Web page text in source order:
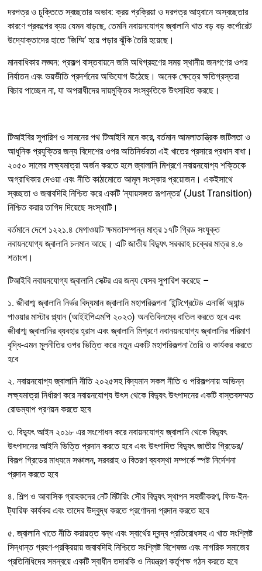
দরপত্র ও চুক্তিতে স্বচ্ছতার অভাব: ক্রয় প্রক্রিয়া ও দরপত্র আহ্বানে অস্বচ্ছতার
কারণে প্রকল্পের ব্যয় যেমন বাড়ছে, তেমনি নবায়নযোগ্য জ্বালানি খাত বড় বড় কর্পোরেট
উদ্যোক্তাদের হাতে ‘জিম্মি’ হয়ে পড়ার ঝুঁকি তৈরি হয়েছে।
মানবাধিকার লঙ্ঘন: প্রকল্প বাস্তবায়নে জমি অধিগ্রহণের সময় স্থানীয় জনগণের ওপর
নির্যাতন এবং ভয়ভীতি প্রদর্শনের অভিযোগ উঠেছে। অনেক ক্ষেত্রে ক্ষতিগ্রস্তরা
বিচার পাচ্ছেন না, যা অপরাধীদের দায়মুক্তির সংস্কৃতিকে উৎসাহিত করছে।
টিআইবির সুপারিশ ও সামনের পথ টিআইবি মনে করে, বর্তমান আমলাতান্ত্রিক জটিলতা ও
আধুনিক প্রযুক্তির জন্য বিদেশের ওপর অতিনির্ভরতা এই খাতের প্রসারে প্রধান বাধা।
২০৫০ সালের লক্ষ্যমাত্রা অর্জন করতে হলে জ্বালানি মিশ্রণে নবায়নযোগ্য শক্তিকে
অগ্রাধিকার দেওয়া এবং নীতি কাঠামোতে আমূল সংস্কার প্রয়োজন। একইসাথে
স্বচ্ছতা ও জবাবদিহি নিশ্চিত করে একটি ‘ন্যায়সঙ্গত রূপান্তর’ (Just Transition)
নিশ্চিত করার তাগিদ দিয়েছে সংস্থাটি।
বর্তমানে দেশে ১২২১.৪ মেগাওয়াট ক্ষমতাসম্পন্ন মাত্র ১৭টি গ্রিড সংযুক্ত
নবায়নযোগ্য জ্বালানি চলমান আছে। এটি জাতীয় বিদ্যুৎ সরবরাহ চক্রের মাত্র ৪.৬
শতাংশ।
টিআইবি নবায়নযোগ্য জ্বালানি সেক্টর এর জন্য যেসব সুপারিশ করেছে –
১. জীবাশ্ম জ্বালানি নির্ভর বিদ্যমান জ্বালানি মহাপরিকল্পনা ‘ইন্টিগ্রেটেড এনার্জি অ্যান্ড
পাওয়ার মাস্টার প্ল্যান (আইইপিএমপি ২০২৩) অনতিবিলম্বে বাতিল করতে হবে এবং
জীবাশ্ম জ্বালানির ব্যবহার হ্রাস এবং জ্বালানি মিশ্রণে নবানয়নযোগ্য জ্বালানির পরিমাণ
বৃদ্ধি-এমন মূলনীতির ওপর ভিত্তি করে নতুন একটি মহাপরিকল্পনা তৈরি ও কার্যকর করতে
হবে
২. নবায়নযোগ্য জ্বালানি নীতি ২০২৫সহ বিদ্যমান সকল নীতি ও পরিকল্পনায় অভিন্ন
লক্ষ্যমাত্রা নির্ধারণ করে নবায়নযোগ্য উৎস থেকে বিদ্যুৎ উৎপাদনের একটি বাস্তবসম্মত
রোডম্যাপ প্রণয়ন করতে হবে
৩. বিদ্যুৎ আইন ২০১৮ এর সংশোধন করে নবায়নযোগ্য জ্বালানি থেকে বিদ্যুৎ
উৎপাদনের আইনি ভিত্তি প্রদান করতে হবে এবং উৎপাদিত বিদ্যুৎ জাতীয় গ্রিডের/
বিকল্প গ্রিডের মাধ্যমে সঞ্চালন, সরবরাহ ও বিতরণ ব্যবস্থা সম্পর্কে স্পষ্ট নির্দেশনা
প্রদান করতে হবে
৪. শিল্প ও আবাসিক গ্রাহকদের নেট মিটারিং সৌর বিদ্যুৎ স্থাপন সহজীকরণ, ফিড-ইন-
ট্যারিফ কার্যকর এবং তাদের উদ্বুদ্ধ করতে প্রণোদনা প্রদান করতে হবে
৫. জ্বালানি খাতে নীতি করায়ত্ত বন্ধ এবং স্বার্থের দ্বন্দ্ব প্রতিরোধসহ এ খাত সংশ্লিষ্ট
সিদ্ধান্ত গ্রহণ-প্রক্রিয়ায় জবাবদিহি নিশ্চিতে সংশ্লিষ্ট বিশেষজ্ঞ এবং নাগরিক সমাজের
প্রতিনিধিদের সমন্বয়ে একটি স্বাধীন তদারকি ও নিয়ন্ত্রণ কর্তৃপক্ষ গঠন করতে হবে